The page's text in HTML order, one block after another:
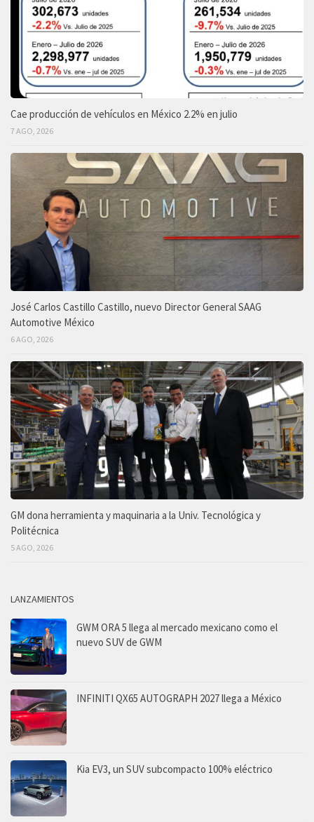
Cae producción de vehículos en México 2.2% en julio
7 AGO, 2026
José Carlos Castillo Castillo, nuevo Director General SAAG
Automotive México
6 AGO, 2026
GM dona herramienta y maquinaria a la Univ. Tecnológica y
Politécnica
5 AGO, 2026
LANZAMIENTOS
GWM ORA 5 llega al mercado mexicano como el
nuevo SUV de GWM
INFINITI QX65 AUTOGRAPH 2027 llega a México
Kia EV3, un SUV subcompacto 100% eléctrico